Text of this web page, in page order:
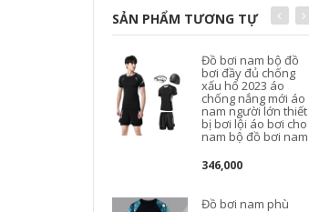
SẢN PHẨM TƯƠNG TỰ
Đồ bơi nam bộ đồ
bơi đầy đủ chống
xấu hổ 2023 áo
chống nắng mới áo
nam người lớn thiết
bị bơi lội áo bơi cho
nam bộ đồ bơi nam
346,000
Đồ bơi nam phù